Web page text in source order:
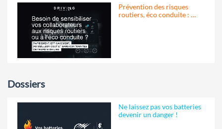
Prévention des risques
routiers, éco conduite : …
Dossiers
Ne laissez pas vos batteries
devenir un danger !